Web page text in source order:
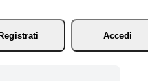
Accedi